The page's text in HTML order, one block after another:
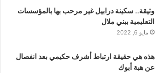
وثيقة.. سكينة درابيل غير مرحب بها بالمؤسسات
التعليمية ببني ملال
مايو 6, 2022
هذه هي حقيقة ارتباط أشرف حكيمي بعد انفصال
عن هبة أبوك